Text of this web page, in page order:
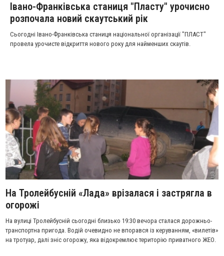
Івано-Франківська станиця "Пласту" урочисно
розпочала новий скаутський рік
Сьогодні Івано-Франківська станиця національної організації "ПЛАСТ"
провела урочисте відкриття нового року для найменших скаутів.
На Тролейбусній «Лада» врізалася і застрягла в
огорожі
На вулиці Тролейбусній сьогодні близько 19:30 вечора сталася дорожньо-
транспортна пригода. Водій очевидно не впорався із керуванням, «вилетів»
на тротуар, далі зніс огорожу, яка відокремлює територію приватного ЖЕО.